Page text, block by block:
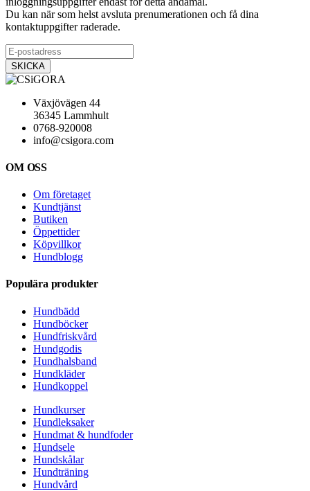
Du kan när som helst avsluta prenumerationen och få dina
kontaktuppgifter raderade.
Växjövägen 44
36345 Lammhult
0768-920008
info@csigora.com
OM OSS
Om företaget
Kundtjänst
Butiken
Öppettider
Köpvillkor
Hundblogg
Populära produkter
Hundbädd
Hundböcker
Hundfriskvård
Hundgodis
Hundhalsband
Hundkläder
Hundkoppel
Hundkurser
Hundleksaker
Hundmat & hundfoder
Hundsele
Hundskålar
Hundträning
Hundvård